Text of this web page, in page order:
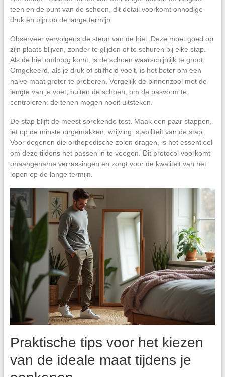
teen en de punt van de schoen, dit detail voorkomt onnodige
druk en pijn op de lange termijn.
Observeer vervolgens de steun van de hiel. Deze moet goed op
zijn plaats blijven, zonder te glijden of te schuren bij elke stap.
Als de hiel omhoog komt, is de schoen waarschijnlijk te groot.
Omgekeerd, als je druk of stijfheid voelt, is het beter om een
halve maat groter te proberen. Vergelijk de binnenzool met de
lengte van je voet, buiten de schoen, om de pasvorm te
controleren: de tenen mogen nooit uitsteken.
De stap blijft de meest sprekende test. Maak een paar stappen,
let op de minste ongemakken, wrijving, stabiliteit van de stap.
Voor degenen die orthopedische zolen dragen, is het essentieel
om deze tijdens het passen in te voegen. Dit protocol voorkomt
onaangename verrassingen en zorgt voor de kwaliteit van het
lopen op de lange termijn.
Praktische tips voor het kiezen
van de ideale maat tijdens je